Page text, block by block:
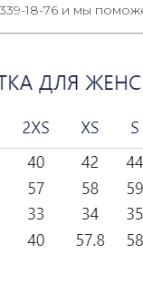
18-76 и мы